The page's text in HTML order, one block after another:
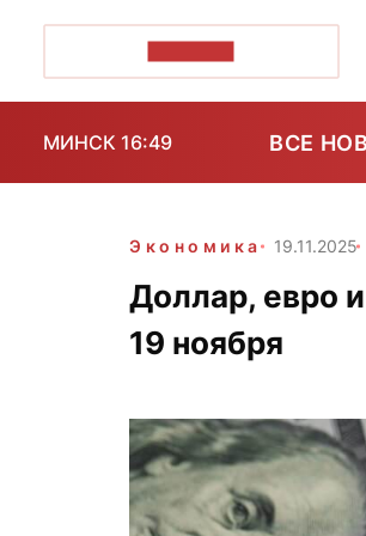
МИНСК 16:49 ВСЕ
Экономика 19.11.2025
Доллар, евро
19 ноября